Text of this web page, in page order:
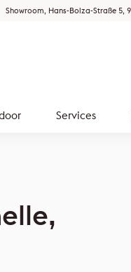
Showroom, Hans-Bolza-Straße 5,
Services